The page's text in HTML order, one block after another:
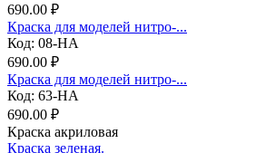
690.00 ₽
Краска для моделей нитро-...
Код: 08-НА
690.00 ₽
Краска для моделей нитро-...
Код: 63-НА
690.00 ₽
Краска акриловая
Краска зеленая.